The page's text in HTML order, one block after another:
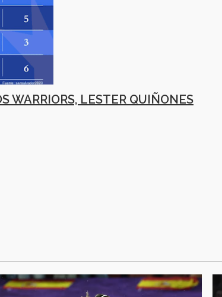
WARRIORS, LESTER QUIÑONES